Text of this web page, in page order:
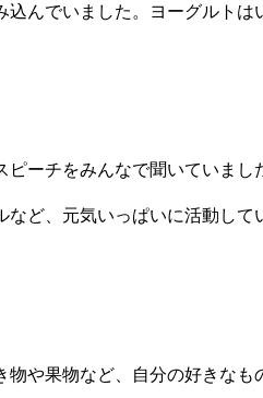
んでいました。ヨーグルト
ーチをみんなで聞いていまし
ど、元気いっぱいに活動して
や果物など、自分の好きなも